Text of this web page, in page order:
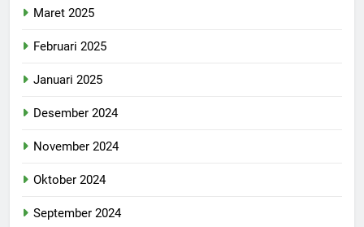
Maret 2025
Februari 2025
Januari 2025
Desember 2024
November 2024
Oktober 2024
September 2024